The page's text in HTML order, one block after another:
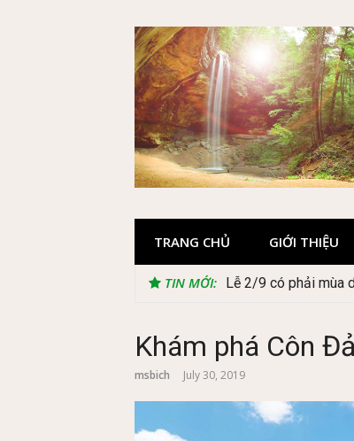
TRANG CHỦ GIỚI THIỆU
TIN MỚI: Lễ 2/9 có phải mùa
Cây Ráy khổng lồ
Khám phá Côn
msbich July 30, 2019